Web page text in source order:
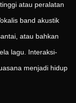
atau peralatan
band akustik
atau bahkan
lagu. Interaksi-
menjadi hidup